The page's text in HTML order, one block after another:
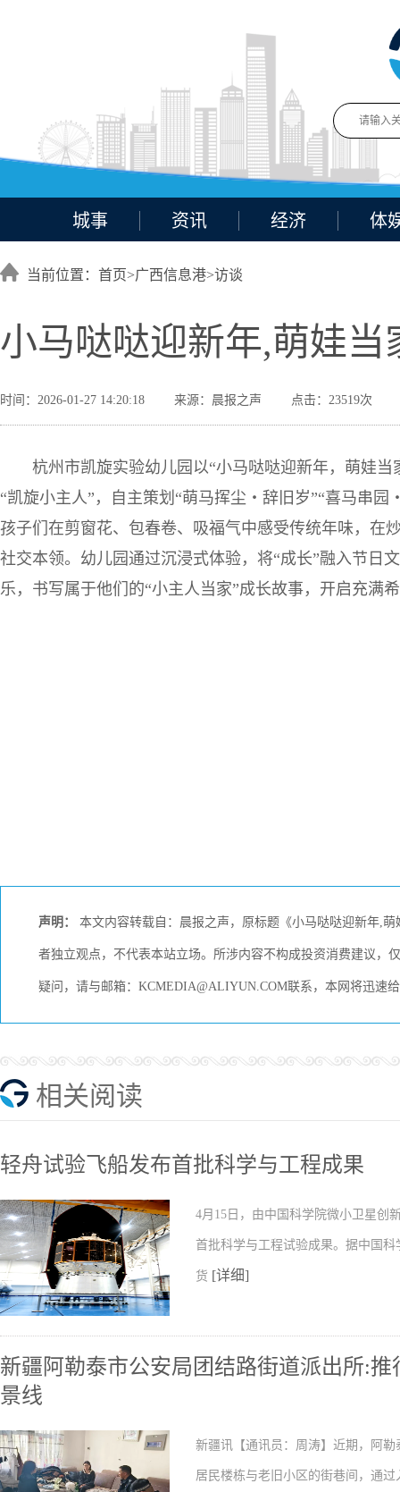
城事 资讯 经济 体
当前位置：首页>广西信息港>访谈
小马哒哒迎新年,萌娃当
时间：2026-01-27 14:20:18 来源：晨报之声 点击：23519次
杭州市凯旋实验幼儿园以“小马哒哒迎新年，萌娃
“凯旋小主人”，自主策划“萌马挥尘・辞旧岁”“喜马串
孩子们在剪窗花、包春卷、吸福气中感受传统年味，在
社交本领。幼儿园通过沉浸式体验，将“成长”融入节日
乐，书写属于他们的“小主人当家”成长故事，开启充满
声明： 本文内容转载自：晨报之声，原标题《小马哒哒迎新年,
者独立观点，不代表本站立场。所涉内容不构成投资消费建议，
疑问，请与邮箱：KCMEDIA@ALIYUN.COM联系，本网将迅速
相关阅读
轻舟试验飞船发布首批科学与工程成果
4月15日，由中国科学院微小卫星创
首批科学与工程试验成果。据中国
货 [详细]
新疆阿勒泰市公安局团结路街道派出所:推
景线
新疆讯【通讯员：周涛】近期，阿
居民楼栋与老旧小区的街巷间，通